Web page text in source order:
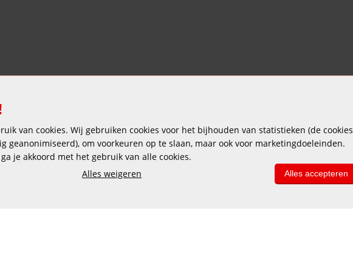
Veilig en gemakkelijk betalen
van cookies. Wij gebruiken cookies voor het bijhouden van statistieken (de cookies
geanonimiseerd), om voorkeuren op te slaan, maar ook voor marketingdoeleinden.
je akkoord met het gebruik van alle cookies.
Alles weigeren Alles accepteren